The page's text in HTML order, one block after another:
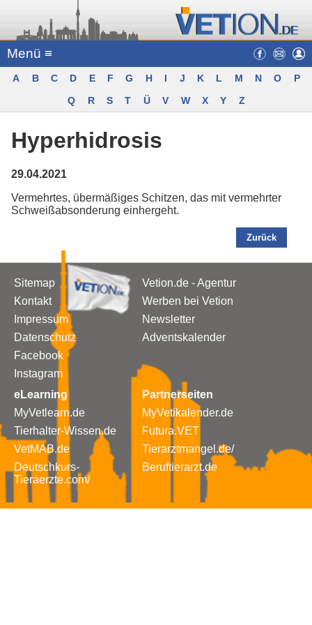
Menü ≡
A B C D E F G H I J K L M N O
P
Q
R S T Ü V W X Y Z
Hyperhidrosis
29.04.2021
Vermehrtes, übermäßiges Schitzen, das mit vermehrter
Schweißabsonderung einhergeht.
Zurück
Sitemap
Kontakt
Impressum
Datenschutz
Facebook
Instagram
Vetion.de - Agentur
Werben bei Vetion
Newsletter
Adventskalender
eLearning
MyVetlearn.de
Tierhalter-Wissen.de
VetMAB.de
Deutschkurs-
Tieraerzte.com/
Partnerseiten
MyVetikalender.de
Futura.VET
Tierarztmangel.de/
Beruftierarzt.de